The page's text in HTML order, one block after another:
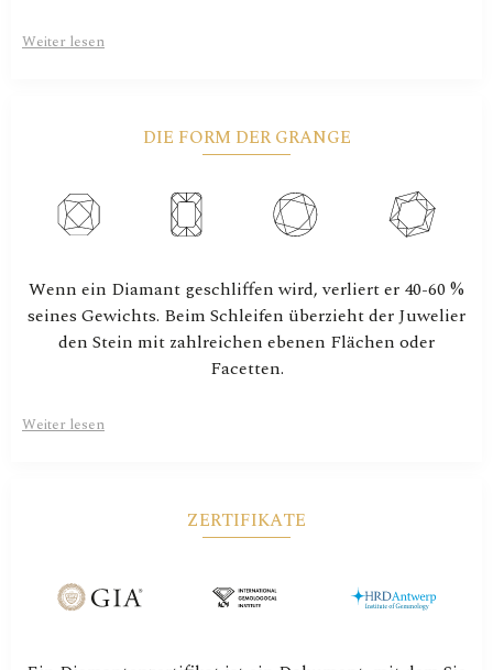
Weiter lesen
DIE FORM DER GRANGE
Wenn ein Diamant geschliffen wird, verliert er 40-60 %
seines Gewichts. Beim Schleifen überzieht der Juwelier
den Stein mit zahlreichen ebenen Flächen oder
Facetten.
Weiter lesen
ZERTIFIKATE